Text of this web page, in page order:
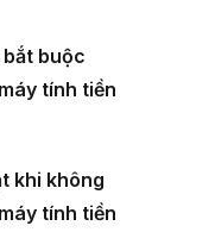
buộc
tính tiền
khi không
tính tiền